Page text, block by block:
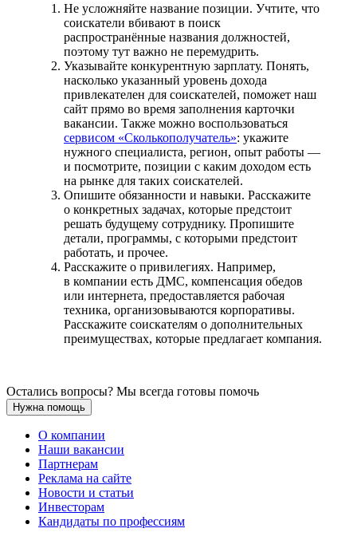
Не усложняйте название позиции. Учтите, что
соискатели вбивают в поиск
распространённые названия должностей,
поэтому тут важно не перемудрить.
Указывайте конкурентную зарплату. Понять,
насколько указанный уровень дохода
привлекателен для соискателей, поможет наш
сайт прямо во время заполнения карточки
вакансии. Также можно воспользоваться
сервисом «Сколькополучатель»: укажите
нужного специалиста, регион, опыт работы —
и посмотрите, позиции с каким доходом есть
на рынке для таких соискателей.
Опишите обязанности и навыки. Расскажите
о конкретных задачах, которые предстоит
решать будущему сотруднику. Пропишите
детали, программы, с которыми предстоит
работать, и прочее.
Расскажите о привилегиях. Например,
в компании есть ДМС, компенсация обедов
или интернета, предоставляется рабочая
техника, организовываются корпоративы.
Расскажите соискателям о дополнительных
преимуществах, которые предлагает компания.
Остались вопросы? Мы всегда готовы помочь
Нужна помощь
О компании
Наши вакансии
Партнерам
Реклама на сайте
Новости и статьи
Инвесторам
Кандидаты по профессиям